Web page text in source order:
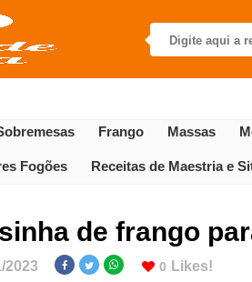
Frango Massas
Fogões Receitas de Maestria e
de frango
2023 0 Likes!